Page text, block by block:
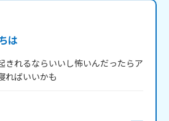
は
きれるならいいし怖いんだったらア
ればいいかも